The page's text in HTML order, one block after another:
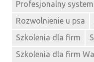
Profesjonalny
Rozwolnienie u psa
Szkolenia dla firm
Szkolenia dla firm